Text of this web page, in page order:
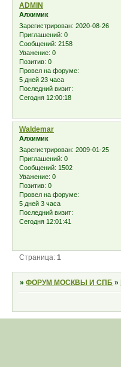
ADMIN
Алхимик
Зарегистрирован: 2020-08-26
Приглашений: 0
Сообщений: 2158
Уважение: 0
Позитив: 0
Провел на форуме:
5 дней 23 часа
Последний визит:
Сегодня 12:00:18
Waldemar
Алхимик
Зарегистрирован: 2009-01-25
Приглашений: 0
Сообщений: 1502
Уважение: 0
Позитив: 0
Провел на форуме:
5 дней 3 часа
Последний визит:
Сегодня 12:01:41
Страница:1
»ФОРУМ МОСКВЫ И СПБ »